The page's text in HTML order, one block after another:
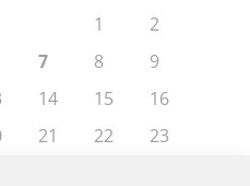
1
2
7 8
9
14 15
16
21 22
23